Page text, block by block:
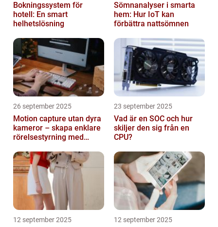
Bokningssystem för
hotell: En smart
helhetslösning
Sömnanalyser i smarta
hem: Hur IoT kan
förbättra nattsömnen
26 september 2025
Motion capture utan dyra
kameror – skapa enklare
rörelsestyrning med
23 september 2025
Vad är en SOC och hur
skiljer den sig från en
CPU?
12 september 2025 12 september 2025